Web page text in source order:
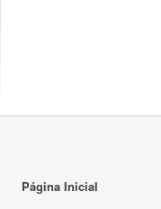
Página Inicial